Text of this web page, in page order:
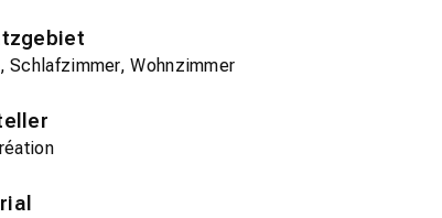
Schlafzimmer, Wohnzimmer